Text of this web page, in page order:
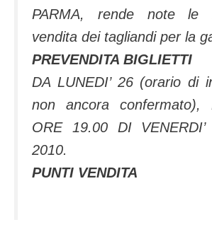
PARMA, rende note le
vendita dei tagliandi per la
PREVENDITA BIGLIETTI
DA LUNEDI’ 26 (orario di
non ancora confermato),
ORE 19.00 DI
2010.
PUNTI VENDITA